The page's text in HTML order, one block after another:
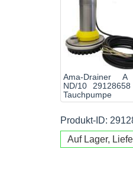
Ama-Drainer A
ND/10
Tauchpumpe
Produkt-ID:
Auf Lager,